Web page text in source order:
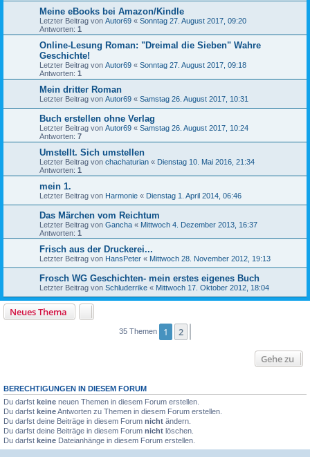
Meine eBooks bei Amazon/Kindle
Letzter Beitrag von Autor69 « Sonntag 27. August 2017, 09:20
Antworten: 1
Online-Lesung Roman: "Dreimal die Sieben" Wahre
Geschichte!
Letzter Beitrag von Autor69 « Sonntag 27. August 2017, 09:18
Antworten: 1
Mein dritter Roman
Letzter Beitrag von Autor69 « Samstag 26. August 2017, 10:31
Buch erstellen ohne Verlag
Letzter Beitrag von Autor69 « Samstag 26. August 2017, 10:24
Antworten: 7
Umstellt. Sich umstellen
Letzter Beitrag von chachaturian « Dienstag 10. Mai 2016, 21:34
Antworten: 1
mein 1.
Letzter Beitrag von Harmonie « Dienstag 1. April 2014, 06:46
Das Märchen vom Reichtum
Letzter Beitrag von Gancha « Mittwoch 4. Dezember 2013, 16:37
Antworten: 1
Frisch aus der Druckerei...
Letzter Beitrag von HansPeter « Mittwoch 28. November 2012, 19:13
Frosch WG Geschichten- mein erstes eigenes Buch
Letzter Beitrag von Schluderrike « Mittwoch 17. Oktober 2012, 18:04
Neues Thema
35 Themen 1 2
Gehe zu
BERECHTIGUNGEN IN DIESEM FORUM
Du darfst keine neuen Themen in diesem Forum erstellen.
Du darfst keineAntworten zu Themen in diesem Forum erstellen.
Du darfst deine Beiträge in diesem Forum nicht ändern.
Du darfst deine Beiträge in diesem Forum nicht löschen.
Du darfst keine Dateianhänge in diesem Forum erstellen.